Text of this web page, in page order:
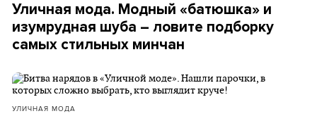
Уличная мода. Модный «батюшка» и
изумрудная шуба – ловите подборку
самых стильных минчан
УЛИЧНАЯ МОДА